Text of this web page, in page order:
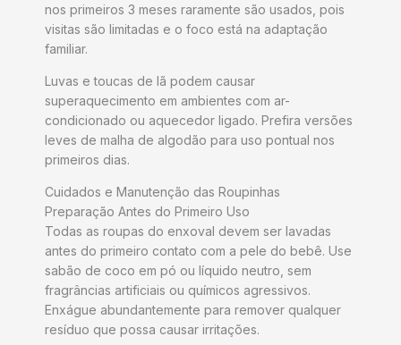
nos primeiros 3 meses raramente são usados, pois
visitas são limitadas e o foco está na adaptação
familiar.
Luvas e toucas de lã podem causar
superaquecimento em ambientes com ar-
condicionado ou aquecedor ligado. Prefira versões
leves de malha de algodão para uso pontual nos
primeiros dias.​
Cuidados e Manutenção das Roupinhas
Preparação Antes do Primeiro Uso
Todas as roupas do enxoval devem ser lavadas
antes do primeiro contato com a pele do bebê. Use
sabão de coco em pó ou líquido neutro, sem
fragrâncias artificiais ou químicos agressivos.
Enxágue abundantemente para remover qualquer
resíduo que possa causar irritações.